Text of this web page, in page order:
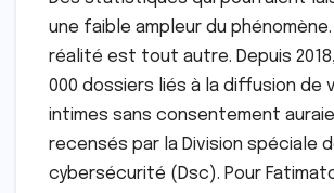
une faible ampleur du
réalité est tout autre. Depuis
000 dossiers liés à la diffusion de
intimes sans consentement
recensés par la Division spéciale
cybersécurité (Dsc). Pour